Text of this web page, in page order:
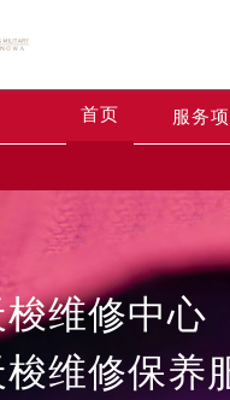
首页 服务项
维修中心
梭维修保养